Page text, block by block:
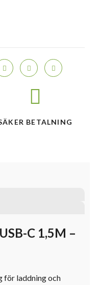
BETALNING
C 1,5M –
för laddning och